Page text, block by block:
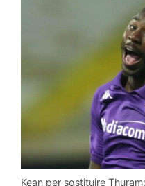
Kean per sostituire